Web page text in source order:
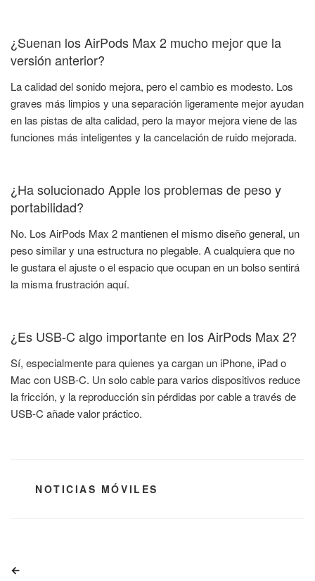
¿Suenan los AirPods Max 2 mucho mejor que la
versión anterior?
La calidad del sonido mejora, pero el cambio es modesto. Los
graves más limpios y una separación ligeramente mejor ayudan
en las pistas de alta calidad, pero la mayor mejora viene de las
funciones más inteligentes y la cancelación de ruido mejorada.
¿Ha solucionado Apple los problemas de peso y
portabilidad?
No. Los AirPods Max 2 mantienen el mismo diseño general, un
peso similar y una estructura no plegable. A cualquiera que no
le gustara el ajuste o el espacio que ocupan en un bolso sentirá
la misma frustración aquí.
¿Es USB-C algo importante en los AirPods Max 2?
Sí, especialmente para quienes ya cargan un iPhone, iPad o
Mac con USB-C. Un solo cable para varios dispositivos reduce
la fricción, y la reproducción sin pérdidas por cable a través de
USB-C añade valor práctico.
CATEGORÍAS
NOTICIAS MÓVILES